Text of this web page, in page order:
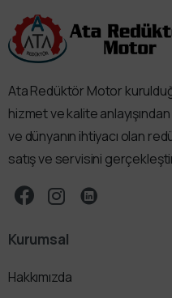
Ata Redüktör Motor
hizmet ve kalite
ve dünyanın ihtiyacı olan
satış ve servisini
Kurumsal
Hakkımızda